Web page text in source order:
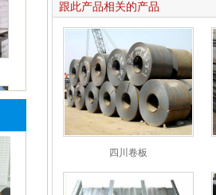
河北省启动区域一重
何保障海外铁矿石
年11月12日唐山
机械行业10月挖掘机
年10月全国钢厂
跟此产品相关的产品
四川卷板